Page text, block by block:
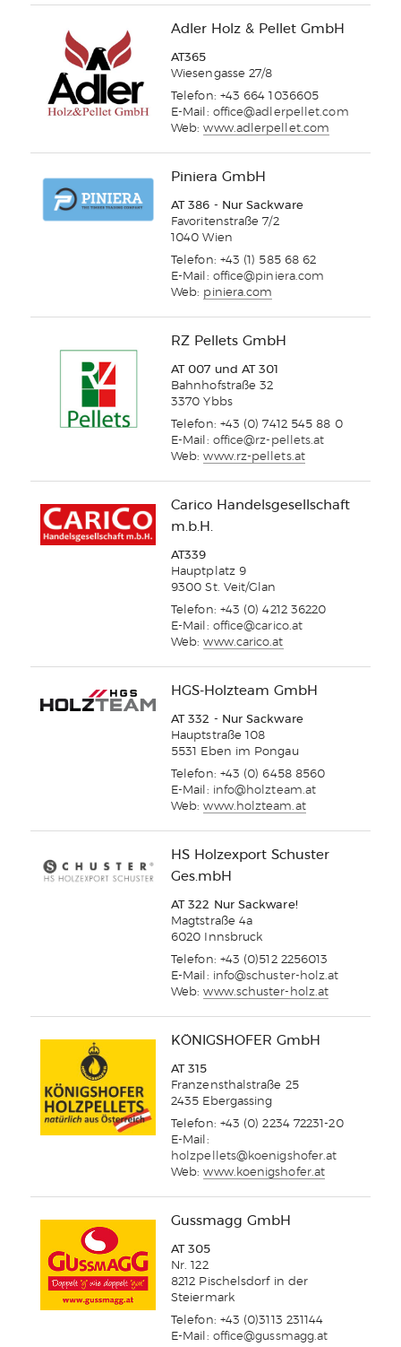
Adler Holz & Pellet GmbH
AT365
Wiesengasse 27/8
Telefon: +43 664 1036605
E-Mail: office@adlerpellet.com
Web:www.adlerpellet.com
Piniera GmbH
AT 386 - Nur Sackware
Favoritenstraße 7/2
1040 Wien
Telefon: +43 (1) 585 68 62
E-Mail: office@piniera.com
Web: piniera.com
RZ Pellets GmbH
AT 007 und AT 301
Bahnhofstraße 32
3370 Ybbs
Telefon: +43 (0) 7412 545 88 0
E-Mail: office@rz-pellets.at
Web:www.rz-pellets.at
Carico Handelsgesellschaft
m.b.H.
AT339
Hauptplatz 9
9300 St. Veit/Glan
Telefon: +43 (0) 4212 36220
E-Mail: office@carico.at
Web:www.carico.at
HGS-Holzteam GmbH
AT 332 - Nur Sackware
Hauptstraße 108
5531 Eben im Pongau
Telefon: +43 (0) 6458 8560
E-Mail: info@holzteam.at
Web:www.holzteam.at
HS Holzexport Schuster
Ges.mbH
AT 322 Nur Sackware!
Magtstraße 4a
6020 Innsbruck
Telefon: +43 (0)512 2256013
E-Mail: info@schuster-holz.at
Web:www.schuster-holz.at
KÖNIGSHOFER GmbH
AT 315
Franzensthalstraße 25
2435 Ebergassing
Telefon: +43 (0) 2234 72231-20
E-Mail:
holzpellets@koenigshofer.at
Web:www.koenigshofer.at
Gussmagg GmbH
AT 305
Nr. 122
8212 Pischelsdorf in der
Steiermark
Telefon: +43 (0)3113 231144
E-Mail: office@gussmagg.at